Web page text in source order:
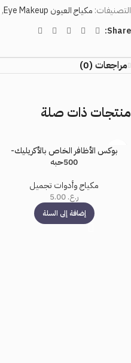
التصنيفات: مكياج العيون Eye Makeup ,
Share:
مراجعات (0)
منتجات ذات صلة
بوكس الأظافر الخاص بالأكريليك-
500حبه
مكياج وأدوات تجميل
ر.ع.5.00
إضافة إلى السلة